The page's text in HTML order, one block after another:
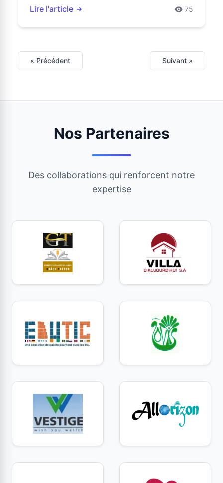
Lire l'article 75
« Précédent Suivant »
Nos Partenaires
Des collaborations qui renforcent notre
expertise